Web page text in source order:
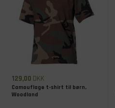
129,00 DKK
Camouflage t-shirt til børn,
Woodland